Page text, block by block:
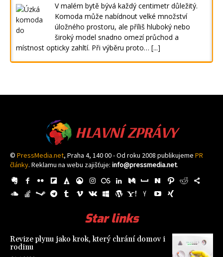
V malém bytě bývá každý centimetr důležitý.
Komoda může nabídnout velké množství
úložného prostoru, ale příliš hluboký nebo
široký model snadno omezí průchod a
místnost opticky zahltí. Při výběru proto… [...]
HLAVNÍ ZPRÁVY
© PressMedia.net, Praha 4, 140 00 - Od roku 2008 publikujeme PR
články. Reklamu na webu zajišťuje: info@pressmedia.net.
Star links
Revize plynu jako krok, který chrání domov i
rodinu